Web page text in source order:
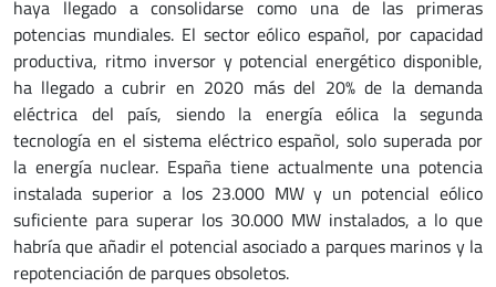
haya llegado a consolidarse como una de las primeras
potencias mundiales. El sector eólico español, por capacidad
productiva, ritmo inversor y potencial energético disponible,
ha llegado a cubrir en 2020 más del 20% de la demanda
eléctrica del país, siendo la energía eólica la segunda
tecnología en el sistema eléctrico español, solo superada por
la energía nuclear. España tiene actualmente una potencia
instalada superior a los 23.000 MW y un potencial eólico
suficiente para superar los 30.000 MW instalados, a lo que
habría que añadir el potencial asociado a parques marinos y la
repotenciación de parques obsoletos.